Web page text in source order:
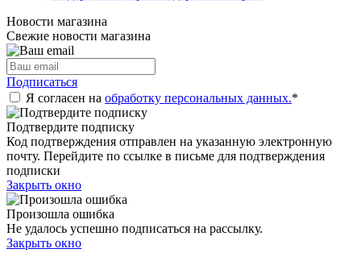
Новости магазина
Свежие новости магазина
Подписаться
Я согласен на обработку персональных данных.*
Подтвердите подписку
Код подтверждения отправлен на указанную электронную
почту. Перейдите по ссылке в письме для подтверждения
подписки
Закрыть окно
Произошла ошибка
Не удалось успешно подписаться на рассылку.
Закрыть окно